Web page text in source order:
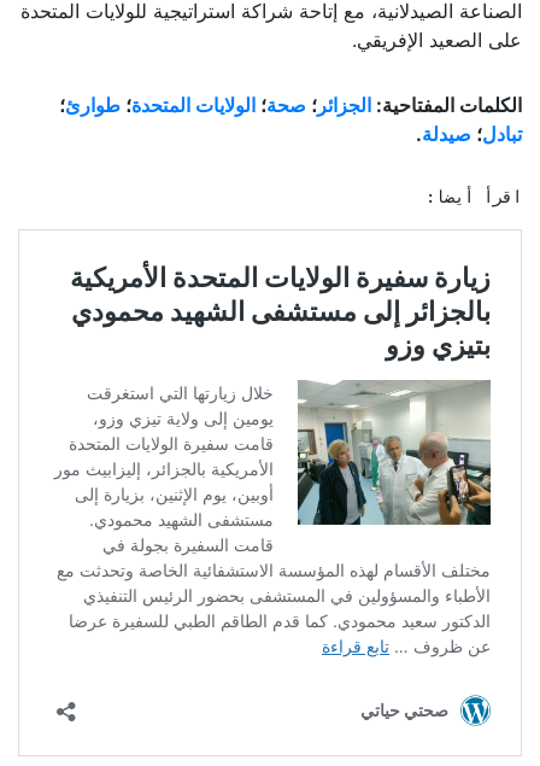
الصناعة الصيدلانية، مع إتاحة شراكة استراتيجية للولايات المتحدة
على الصعيد الإفريقي.
الكلمات المفتاحية: الجزائر ؛ صحة؛ الولايات المتحدة؛ طوارئ؛
تبادل؛ صيدلة.
اقرأ أيضا: